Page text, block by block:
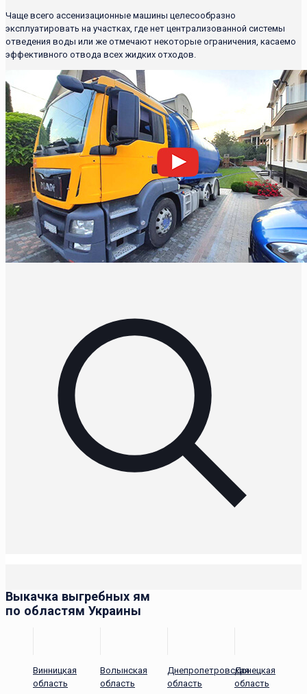
Чаще всего ассенизационные машины целесообразно
эксплуатировать на участках, где нет централизованной системы
отведения воды или же отмечают некоторые ограничения, касаемо
эффективного отвода всех жидких отходов.
Выкачка выгребных ям
по областям Украины
Винницкая
область
Волынская
область
Днепропетровская
область
Донецкая
область